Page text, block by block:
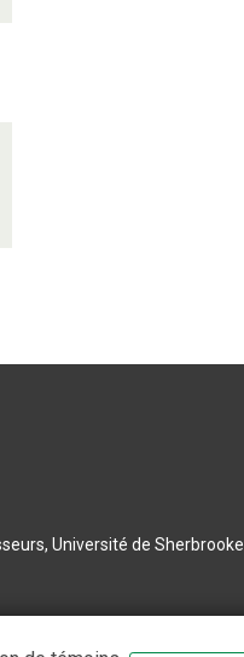
Université de Sherbrooke